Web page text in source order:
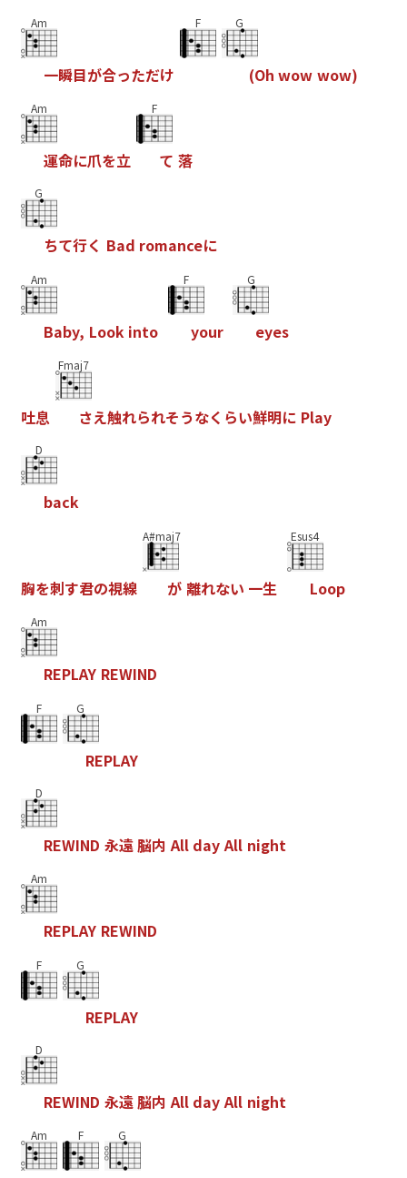
Am
一瞬目が合っただけ
F G
(Oh wow wow)
Am
運命に爪を立
F
て 落
G
ちて行く Bad romanceに
Am
Baby, Look into
F
your
G
eyes
吐息
Fmaj7
さえ触れられそうなく らい鮮明に Play
D
back
胸を刺す君の視線
A#maj7
が 離れない 一生
Esus4
Loop
Am
REPLAY REWIND
F G
REPLAY
D
REWIND 永遠脳内 All day All night
Am
REPLAY REWIND
F G
REPLAY
D
REWIND 永遠脳内 All day All night
Am F G